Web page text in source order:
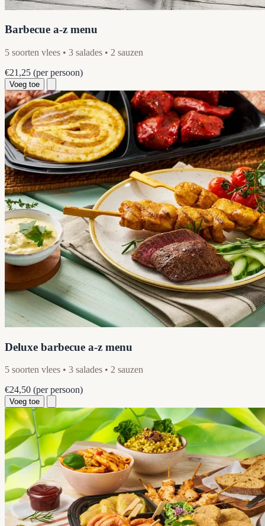
Barbecue a-z menu
5 soorten vlees • 3 salades • 2 sauzen
€21,25 (per persoon)
Voeg toe
Deluxe barbecue a-z menu
5 soorten vlees • 3 salades • 2 sauzen
€24,50 (per persoon)
Voeg toe